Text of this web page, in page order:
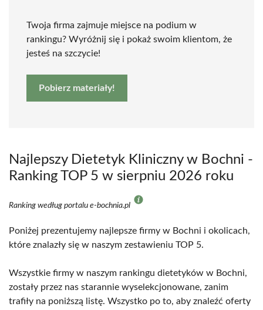
Twoja firma zajmuje miejsce na podium w
rankingu? Wyróżnij się i pokaż swoim klientom, że
jesteś na szczycie!
Pobierz materiały!
Najlepszy Dietetyk Kliniczny w Bochni -
Ranking TOP 5 w sierpniu 2026 roku
Ranking według portalu e-bochnia.pl
Poniżej prezentujemy najlepsze firmy w Bochni i okolicach,
które znalazły się w naszym zestawieniu TOP 5.
Wszystkie firmy w naszym rankingu dietetyków w Bochni,
zostały przez nas starannie wyselekcjonowane, zanim
trafiły na poniższą listę. Wszystko po to, aby znaleźć oferty